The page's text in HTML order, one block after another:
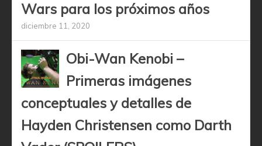
Wars para los próximos años
diciembre 11, 2020
Obi-Wan Kenobi –
Primeras imágenes
conceptuales y detalles de
Hayden Christensen como Darth